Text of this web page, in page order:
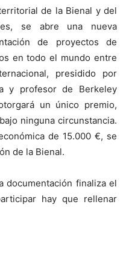
de la Bienal y del
se abre una nueva
de proyectos de
en todo el mundo entre
presidido por
y profesor de Berkeley
un único premio,
ninguna circunstancia.
de 15.000 €, se
de la Bienal.
documentación finaliza el
hay que rellenar